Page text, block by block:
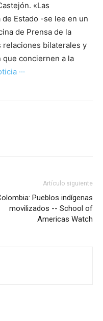
«Las
Estado -se lee en un
de Prensa de la
relaciones bilaterales y
conciernen a la
···
Artículo siguiente
Pueblos indígenas
movilizados -- School of
Americas Watch